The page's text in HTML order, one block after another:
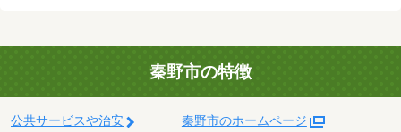
秦野市の特徴
公共サービスや治安 秦野市のホームページ